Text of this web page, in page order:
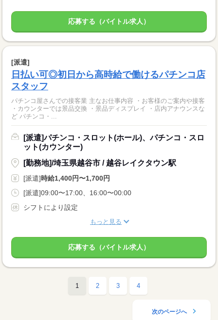
応募する（バイトル求人）
[派遣]
日払い可◎初日から高時給で働けるパチンコ店
スタッフ
パチンコ屋さんでの接客業 主なお仕事内容 ・お客様のご案内や接客
・カウンターでは景品交換 ・景品ディスプレイ ・店内アナウンスな
ど パチンコ・...
[派遣]パチンコ・スロット(ホール)、パチンコ・スロ
ット(カウンター)
[勤務地]/埼玉県越谷市 / 越谷レイクタウン駅
[派遣]時給1,400円〜1,700円
[派遣]09:00〜17:00、16:00〜00:00
シフトにより設定
もっと見る
応募する（バイトル求人）
1 2 3 4
次のページへ